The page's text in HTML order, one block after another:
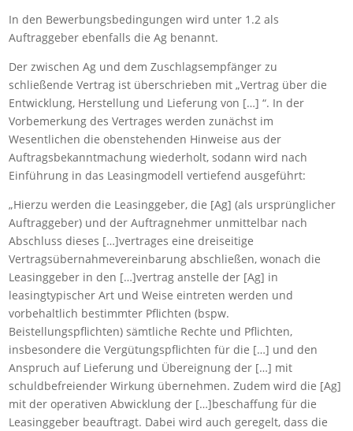
In den Bewerbungsbedingungen wird unter 1.2 als
Auftraggeber ebenfalls die Ag benannt.
Der zwischen Ag und dem Zuschlagsempfänger zu
schließende Vertrag ist überschrieben mit „Vertrag über die
Entwicklung, Herstellung und Lieferung von […] “. In der
Vorbemerkung des Vertrages werden zunächst im
Wesentlichen die obenstehenden Hinweise aus der
Auftragsbekanntmachung wiederholt, sodann wird nach
Einführung in das Leasingmodell vertiefend ausgeführt:
„Hierzu werden die Leasinggeber, die [Ag] (als ursprünglicher
Auftraggeber) und der Auftragnehmer unmittelbar nach
Abschluss dieses […]vertrages eine dreiseitige
Vertragsübernahmevereinbarung abschließen, wonach die
Leasinggeber in den […]vertrag anstelle der [Ag] in
leasingtypischer Art und Weise eintreten werden und
vorbehaltlich bestimmter Pflichten (bspw.
Beistellungspflichten) sämtliche Rechte und Pflichten,
insbesondere die Vergütungspflichten für die […] und den
Anspruch auf Lieferung und Übereignung der […] mit
schuldbefreiender Wirkung übernehmen. Zudem wird die [Ag]
mit der operativen Abwicklung der […]beschaffung für die
Leasinggeber beauftragt. Dabei wird auch geregelt, dass die